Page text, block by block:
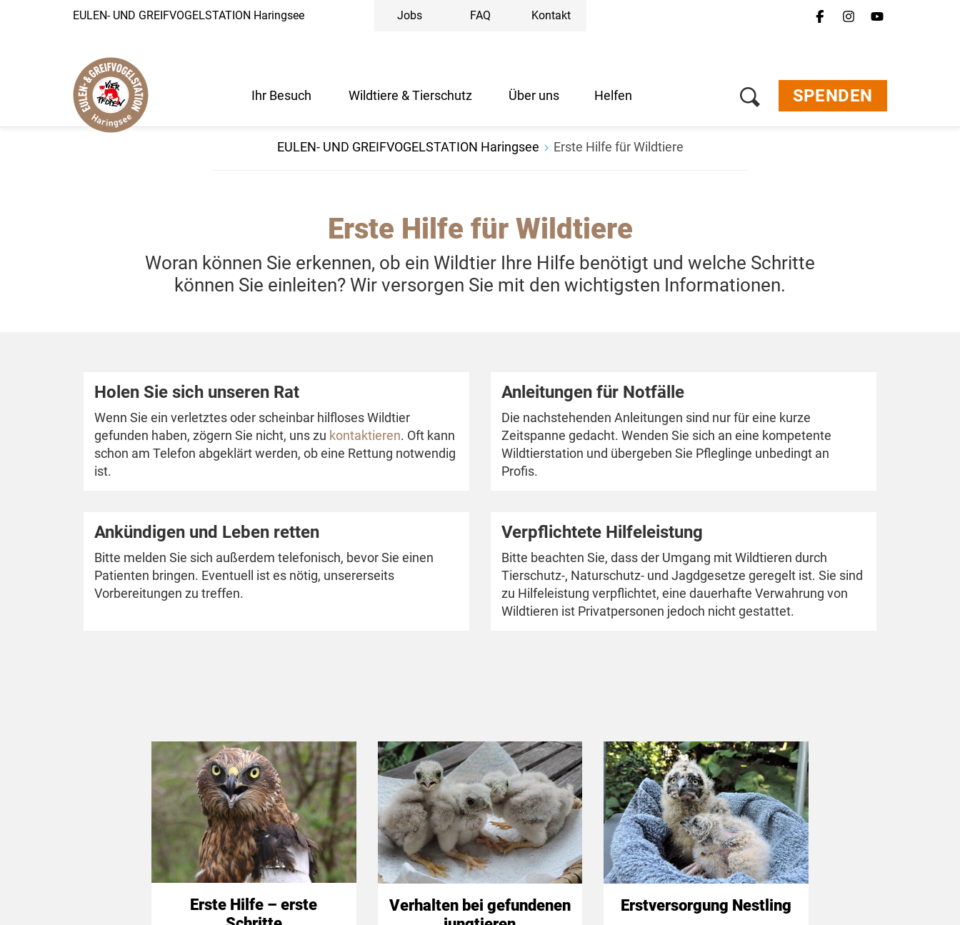
EULEN- UND GREIFVOGELSTATION Haringsee Jobs FAQ Kontakt
Ihr Besuch Wildtiere & Tierschutz Über uns Helfen SPENDEN
EULEN- UND GREIFVOGELSTATION Haringsee Erste Hilfe für Wildtiere
Erste Hilfe für Wildtiere
Woran können Sie erkennen, ob ein Wildtier Ihre Hilfe benötigt und welche Schritte
können Sie einleiten? Wir versorgen Sie mit den wichtigsten Informationen.
Holen Sie sich unseren Rat
Wenn Sie ein verletztes oder scheinbar hilfloses Wildtier
gefunden haben, zögern Sie nicht, uns zu kontaktieren. Oft kann
schon am Telefon abgeklärt werden, ob eine Rettung notwendig
ist.
Anleitungen für Notfälle
Die nachstehenden Anleitungen sind nur für eine kurze
Zeitspanne gedacht. Wenden Sie sich an eine kompetente
Wildtierstation und übergeben Sie Pfleglinge unbedingt an
Profis.
Ankündigen und Leben retten
Bitte melden Sie sich außerdem telefonisch, bevor Sie einen
Patienten bringen. Eventuell ist es nötig, unsererseits
Vorbereitungen zu treffen.
Verpflichtete Hilfeleistung
Bitte beachten Sie, dass der Umgang mit Wildtieren durch
Tierschutz-, Naturschutz- und Jagdgesetze geregelt ist. Sie sind
zu Hilfeleistung verpflichtet, eine dauerhafte Verwahrung von
Wildtieren ist Privatpersonen jedoch nicht gestattet.
Erste Hilfe – erste
Verhalten bei gefundenen
Erstversorgung Nestling